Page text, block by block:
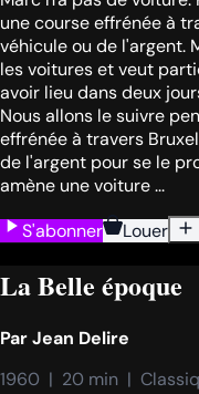
une course effrénée à
véhicule ou de l'argent.
les voitures et veut
avoir lieu dans deux
Nous allons le suivre
effrénée à travers
de l'argent pour se le
amène une voiture ...
S'abonner
Louer
La Belle époque
ParJean Delire
1960  |  20 min  |